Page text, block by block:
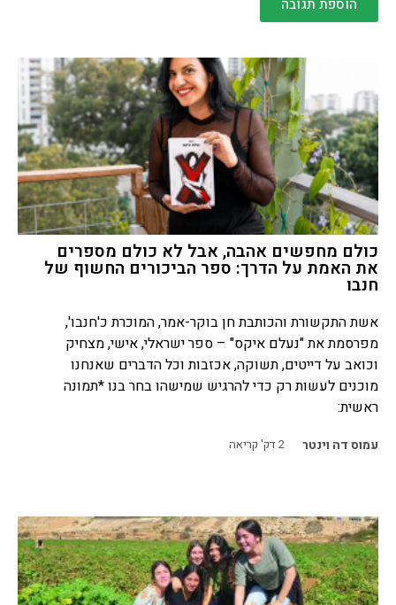
הוספת תגובה
כולם מחפשים אהבה, אבל לא כולם מספרים
את האמת על הדרך: ספר הביכורים החשוף של
חנבו
אשת התקשורת והכותבת חן בוקר-אמר, המוכרת כ'חנבו',
מפרסמת את "נעלם איקס" – ספר ישראלי, אישי, מצחיק
וכואב על דייטים, תשוקה, אכזבות וכל הדברים שאנחנו
מוכנים לעשות רק כדי להרגיש שמישהו בחר בנו *תמונה
ראשית:
עמוס דה וינטר 2דק' קריאה